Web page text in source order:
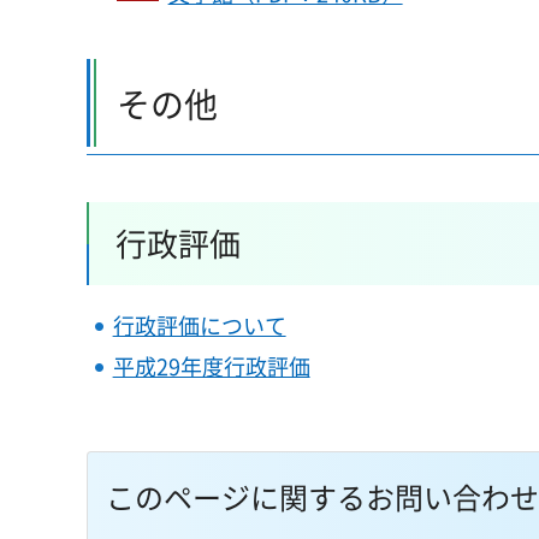
その他
行政評価
行政評価について
平成29年度行政評価
このページに関するお問い合わ